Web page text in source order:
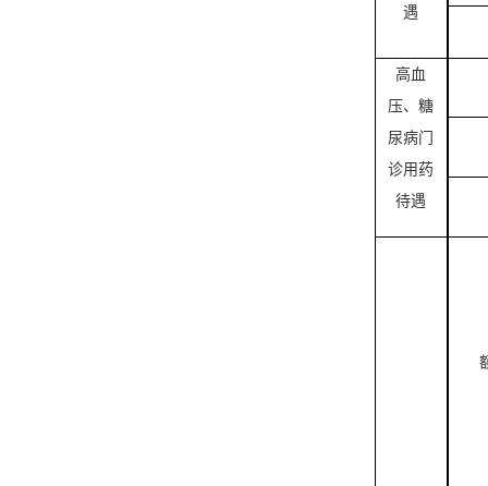
遇
高血
压、糖
尿病门
诊用药
待遇